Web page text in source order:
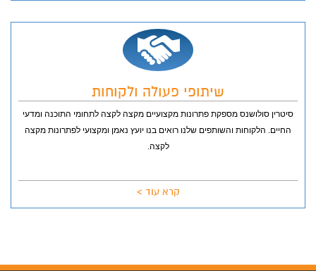
שיתופי פעולה ולקוחות
סיטרין סולושנס מספקת פתרונות מקצועיים מקצה לקצה לתחומי התוכנה ומדעי
החיים. הלקוחות והשותפים שלנו רואים בנו יועץ נאמן ומקצועי לפתרונות מקצה
לקצה.
קרא עוד >